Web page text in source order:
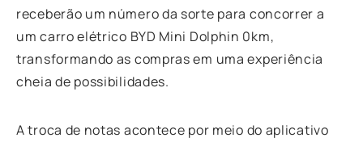
receberão um número da sorte para concorrer a
um carro elétrico BYD Mini Dolphin 0km,
transformando as compras em uma experiência
cheia de possibilidades.
A troca de notas acontece por meio do aplicativo